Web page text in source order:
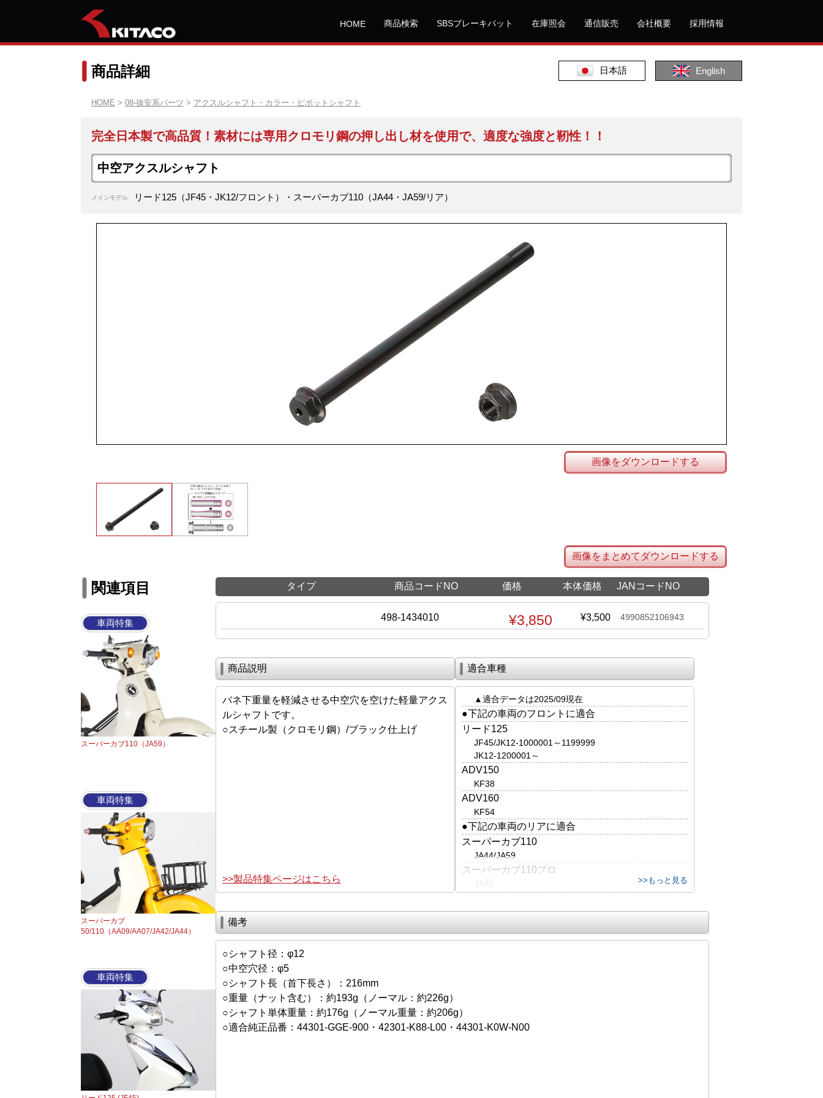
HOME 商品検索 SBSブレーキパット 在庫照会 通信販売 会社概要 採用情報
日本語 English
商品詳細
HOME > 08-操安系パーツ > アクスルシャフト・カラー・ピボットシャフト
完全日本製で高品質！素材には専用クロモリ鋼の押し出し材を使用で、適度な強度と靭性！！
中空アクスルシャフト
メインモデル リード125（JF45・JK12/フロント）・スーパーカブ110（JA44・JA59/リア）
画像をダウンロードする
画像をまとめてダウンロードする
関連項目
車両特集
スーパーカブ110（JA59）
車両特集
スーパーカブ
50/110（AA09/AA07/JA42/JA44）
車両特集
タイプ 商品コードNO 価格 本体価格 JANコードNO
498-1434010 ¥3,850 ¥3,500 4990852106943
商品説明
バネ下重量を軽減させる中空穴を空けた軽量アクス
ルシャフトです。
○スチール製（クロモリ鋼）/ブラック仕上げ
>>製品特集ページはこちら
適合車種
▲適合データは2025/09現在
●下記の車両のフロントに適合
リード125
JF45/JK12-1000001～1199999
JK12-1200001～
ADV150
KF38
ADV160
KF54
●下記の車両のリアに適合
スーパーカブ110
JA44/JA59
スーパーカブ110プロ
JA42 >>もっと見る
備考
○シャフト径：φ12
○中空穴径：φ5
○シャフト長（首下長さ）：216mm
○重量（ナット含む）：約193g（ノーマル：約226g）
○シャフト単体重量：約176g（ノーマル重量：約206g）
○適合純正品番：44301-GGE-900・42301-K88-L00・44301-K0W-N00